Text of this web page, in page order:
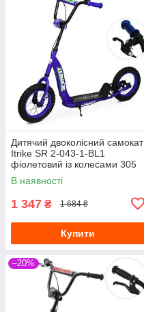
Дитячий двоколісний самокат
Itrike SR 2-043-1-BL1
фіолетовий із колесами 305
мм, ручне гальмо
В наявності
1 347 ₴ 1 684 ₴
Купити
–20%